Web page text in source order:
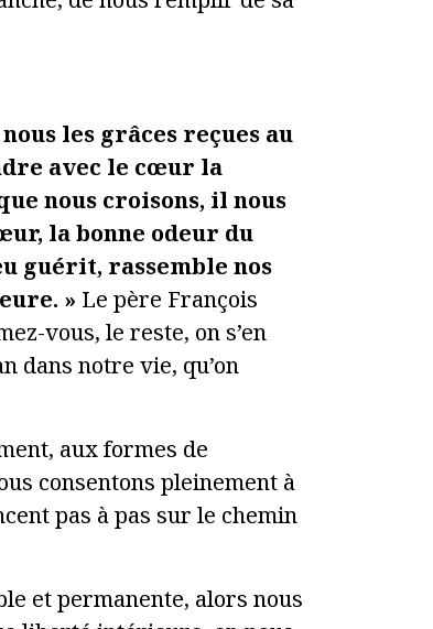
les grâces reçues au
avec le cœur la
nous croisons, il nous
la bonne odeur du
guérit, rassemble nos
» Le père François
vous, le reste, on s’en
dans notre vie, qu’on
aux formes de
consentons pleinement à
pas à pas sur le chemin
et permanente, alors nous